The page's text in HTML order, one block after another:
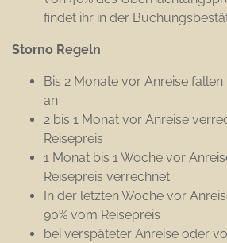
findet ihr in der
Storno Regeln
Bis 2 Monate vor Anreise
an
2 bis 1 Monat vor Anreise
Reisepreis
1 Monat bis 1 Woche vor
Reisepreis verrechnet
In der letzten Woche vor
90% vom Reisepreis
bei verspäteter Anreise oder